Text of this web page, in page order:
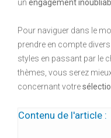
un engagement
Pour naviguer dans le
prendre en compte
styles en passant par le
thèmes, vous serez
concernant votre
Contenu de l'article :